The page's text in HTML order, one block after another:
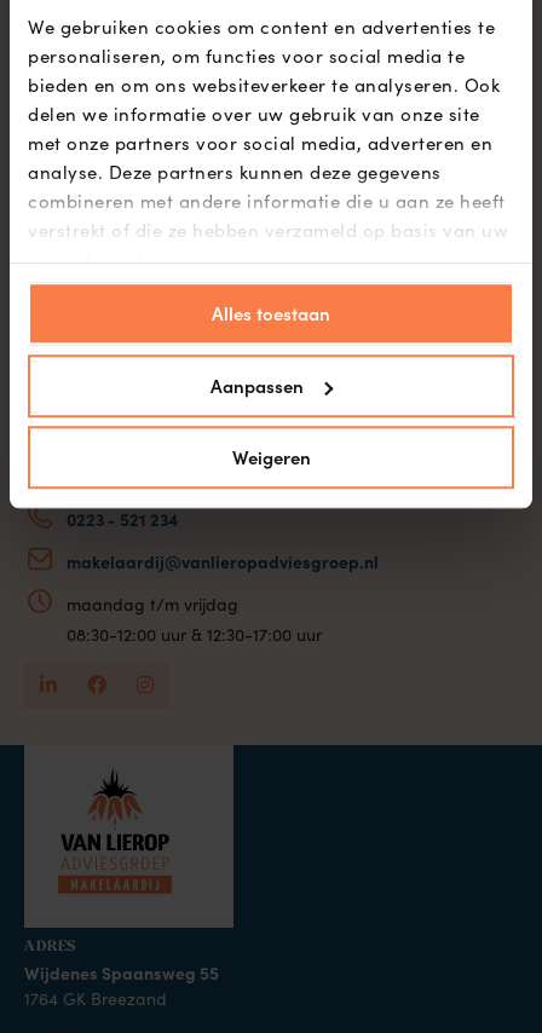
We gebruiken cookies om content en advertenties te
personaliseren, om functies voor social media te
bieden en om ons websiteverkeer te analyseren. Ook
delen we informatie over uw gebruik van onze site
met onze partners voor social media, adverteren en
analyse. Deze partners kunnen deze gegevens
combineren met andere informatie die u aan ze heeft
verstrekt of die ze hebben verzameld op basis van uw
gebruik van hun services.
Alles toestaan
Aanpassen
Weigeren
Wijdenes Spaansweg 55
1764 GK Breezand
Plan route
Laan 21
0223 - 521 234
makelaardij@vanlieropadviesgroep.nl
maandag t/m vrijdag
08:30-12:00 uur & 12:30-17:00 uur
ADRES
Wijdenes Spaansweg 55
1764 GK Breezand